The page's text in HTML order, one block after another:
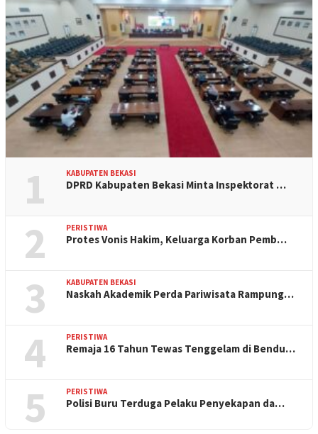
1 KABUPATEN BEKASI
DPRD Kabupaten Bekasi Minta Inspektorat …
2 PERISTIWA
Protes Vonis Hakim, Keluarga Korban Pemb…
3 KABUPATEN BEKASI
Naskah Akademik Perda Pariwisata Rampung…
4 PERISTIWA
Remaja 16 Tahun Tewas Tenggelam di Bendu…
5 PERISTIWA
Polisi Buru Terduga Pelaku Penyekapan da…